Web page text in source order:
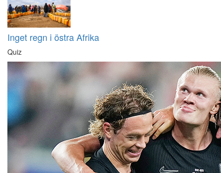
Inget regn i östra Afrika
Quiz